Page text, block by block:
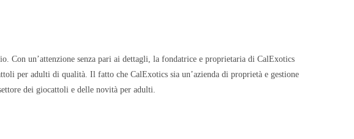
Con un’attenzione senza pari ai dettagli, la fondatrice e proprietaria di CalExotics
per adulti di qualità. Il fatto che CalExotics sia un’azienda di proprietà e gestione
dei giocattoli e delle novità per adulti.